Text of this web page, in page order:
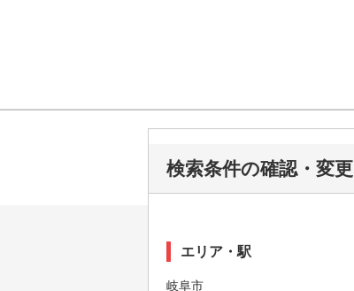
検索条件の確認・変更
エリア・駅
岐阜市